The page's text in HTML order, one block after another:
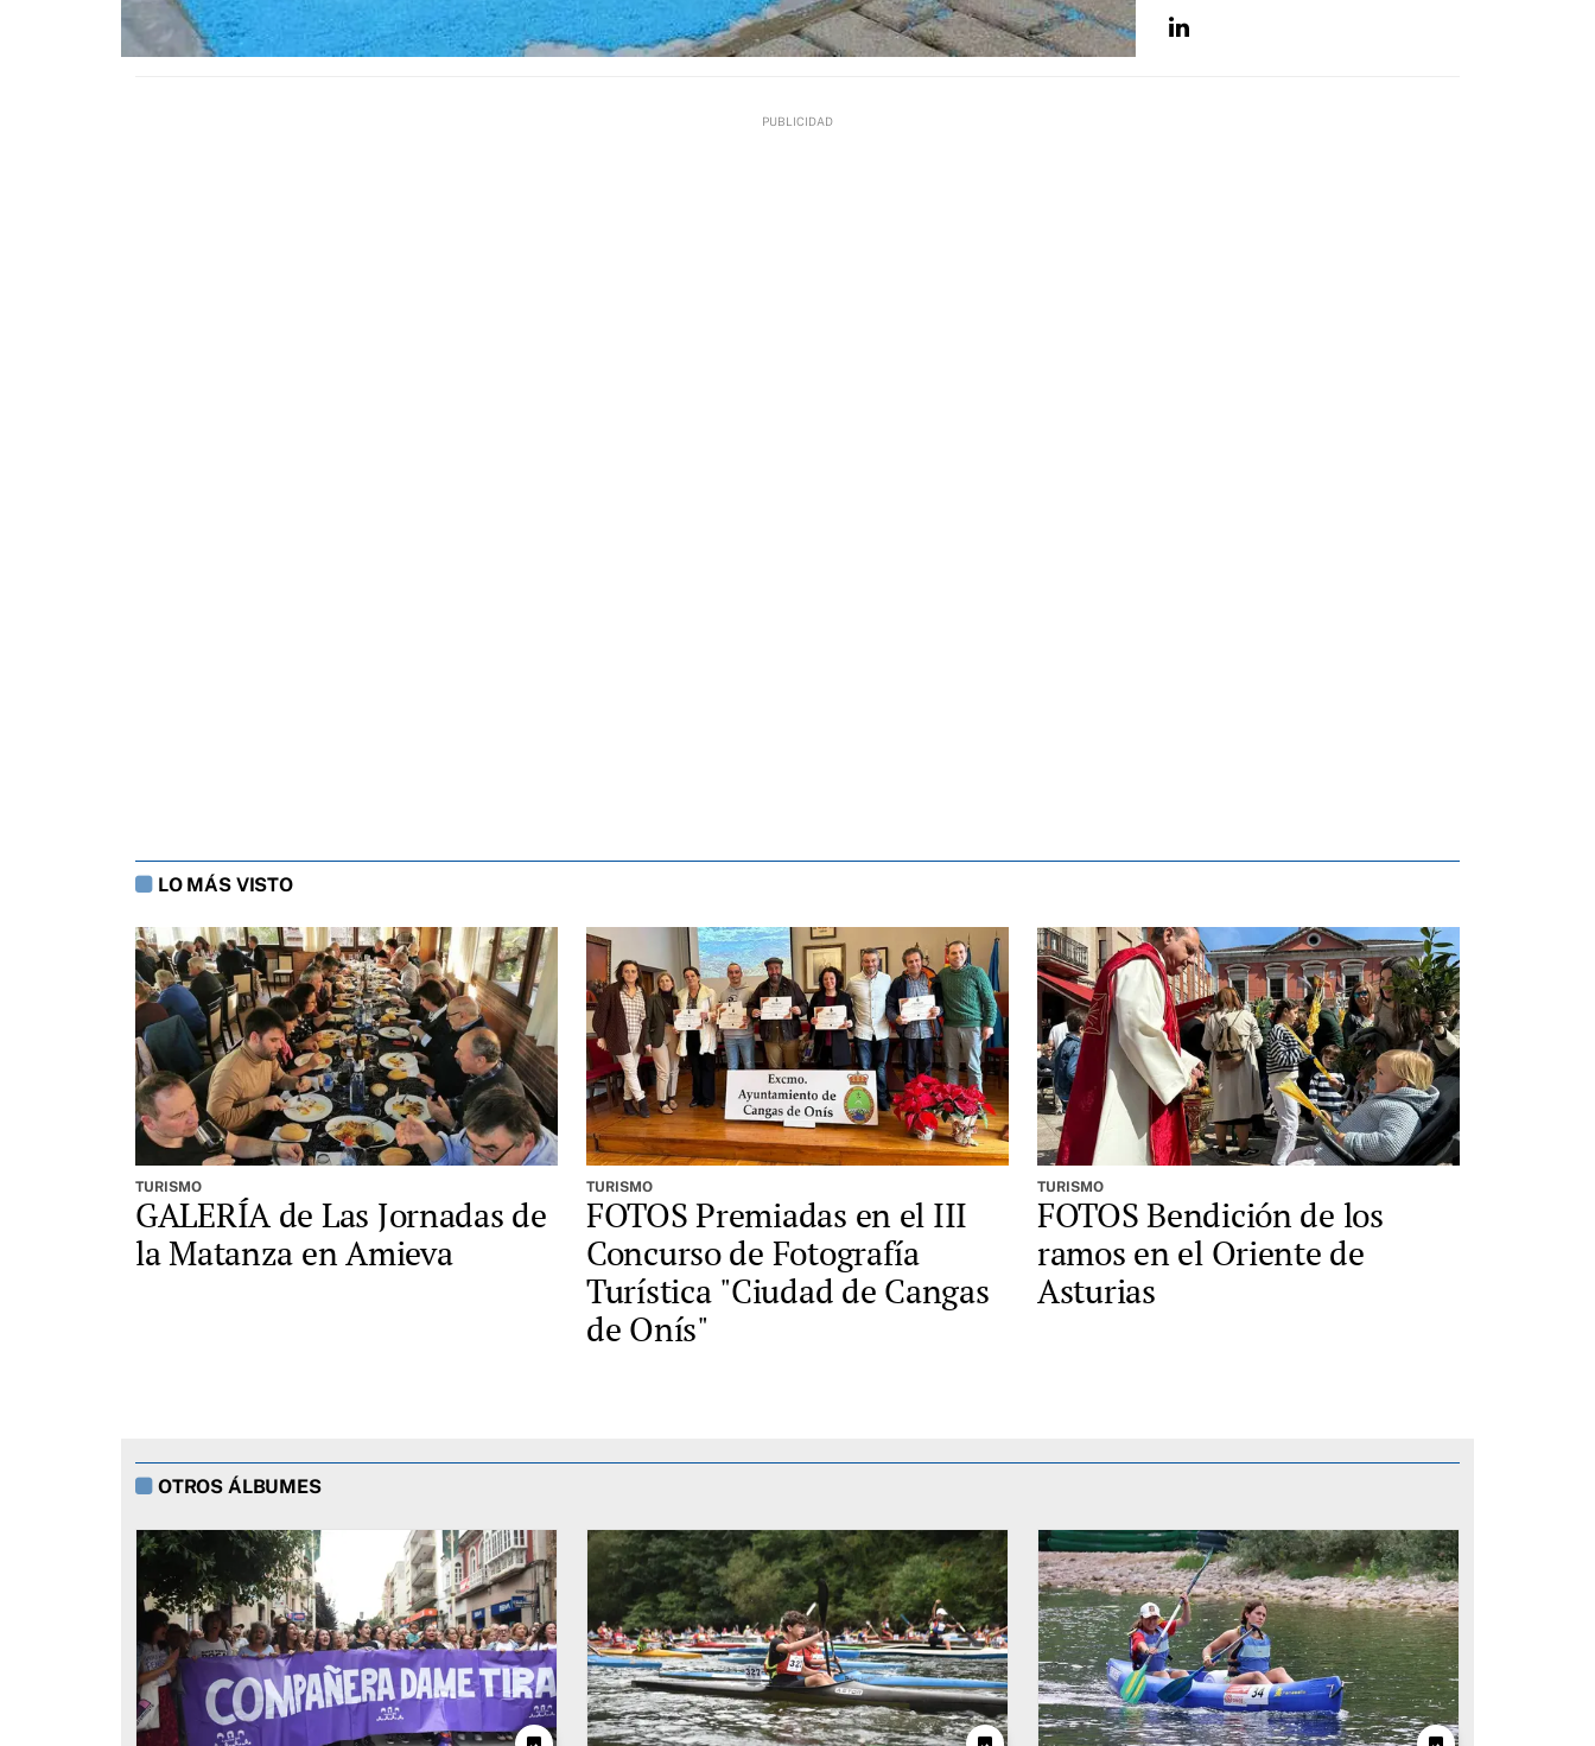
LO MÁS VISTO
TURISMO
GALERÍA de Las Jornadas de
la Matanza en Amieva
TURISMO
FOTOS Premiadas en el III
Concurso de Fotografía
Turística "Ciudad de Cangas
de Onís"
TURISMO
FOTOS Bendición de los
ramos en el Oriente de
Asturias
OTROS ÁLBUMES